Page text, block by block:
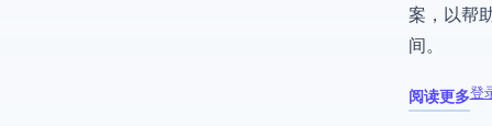
案，以帮
间。
阅读更多
关于 大规模
登